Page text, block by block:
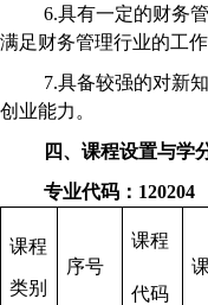
6.具有一定的财务
满足财务管理行业的工作
7.具备较强的对新
创业能力。
四、课程设置与学
专业代码： 120204
课程
类别
序号
课程
代码